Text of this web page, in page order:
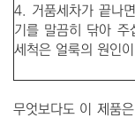
4. 거품세차가 끝나
기를 말끔히 닦아
세척은 얼룩의 원인
무엇보다도 이 제품